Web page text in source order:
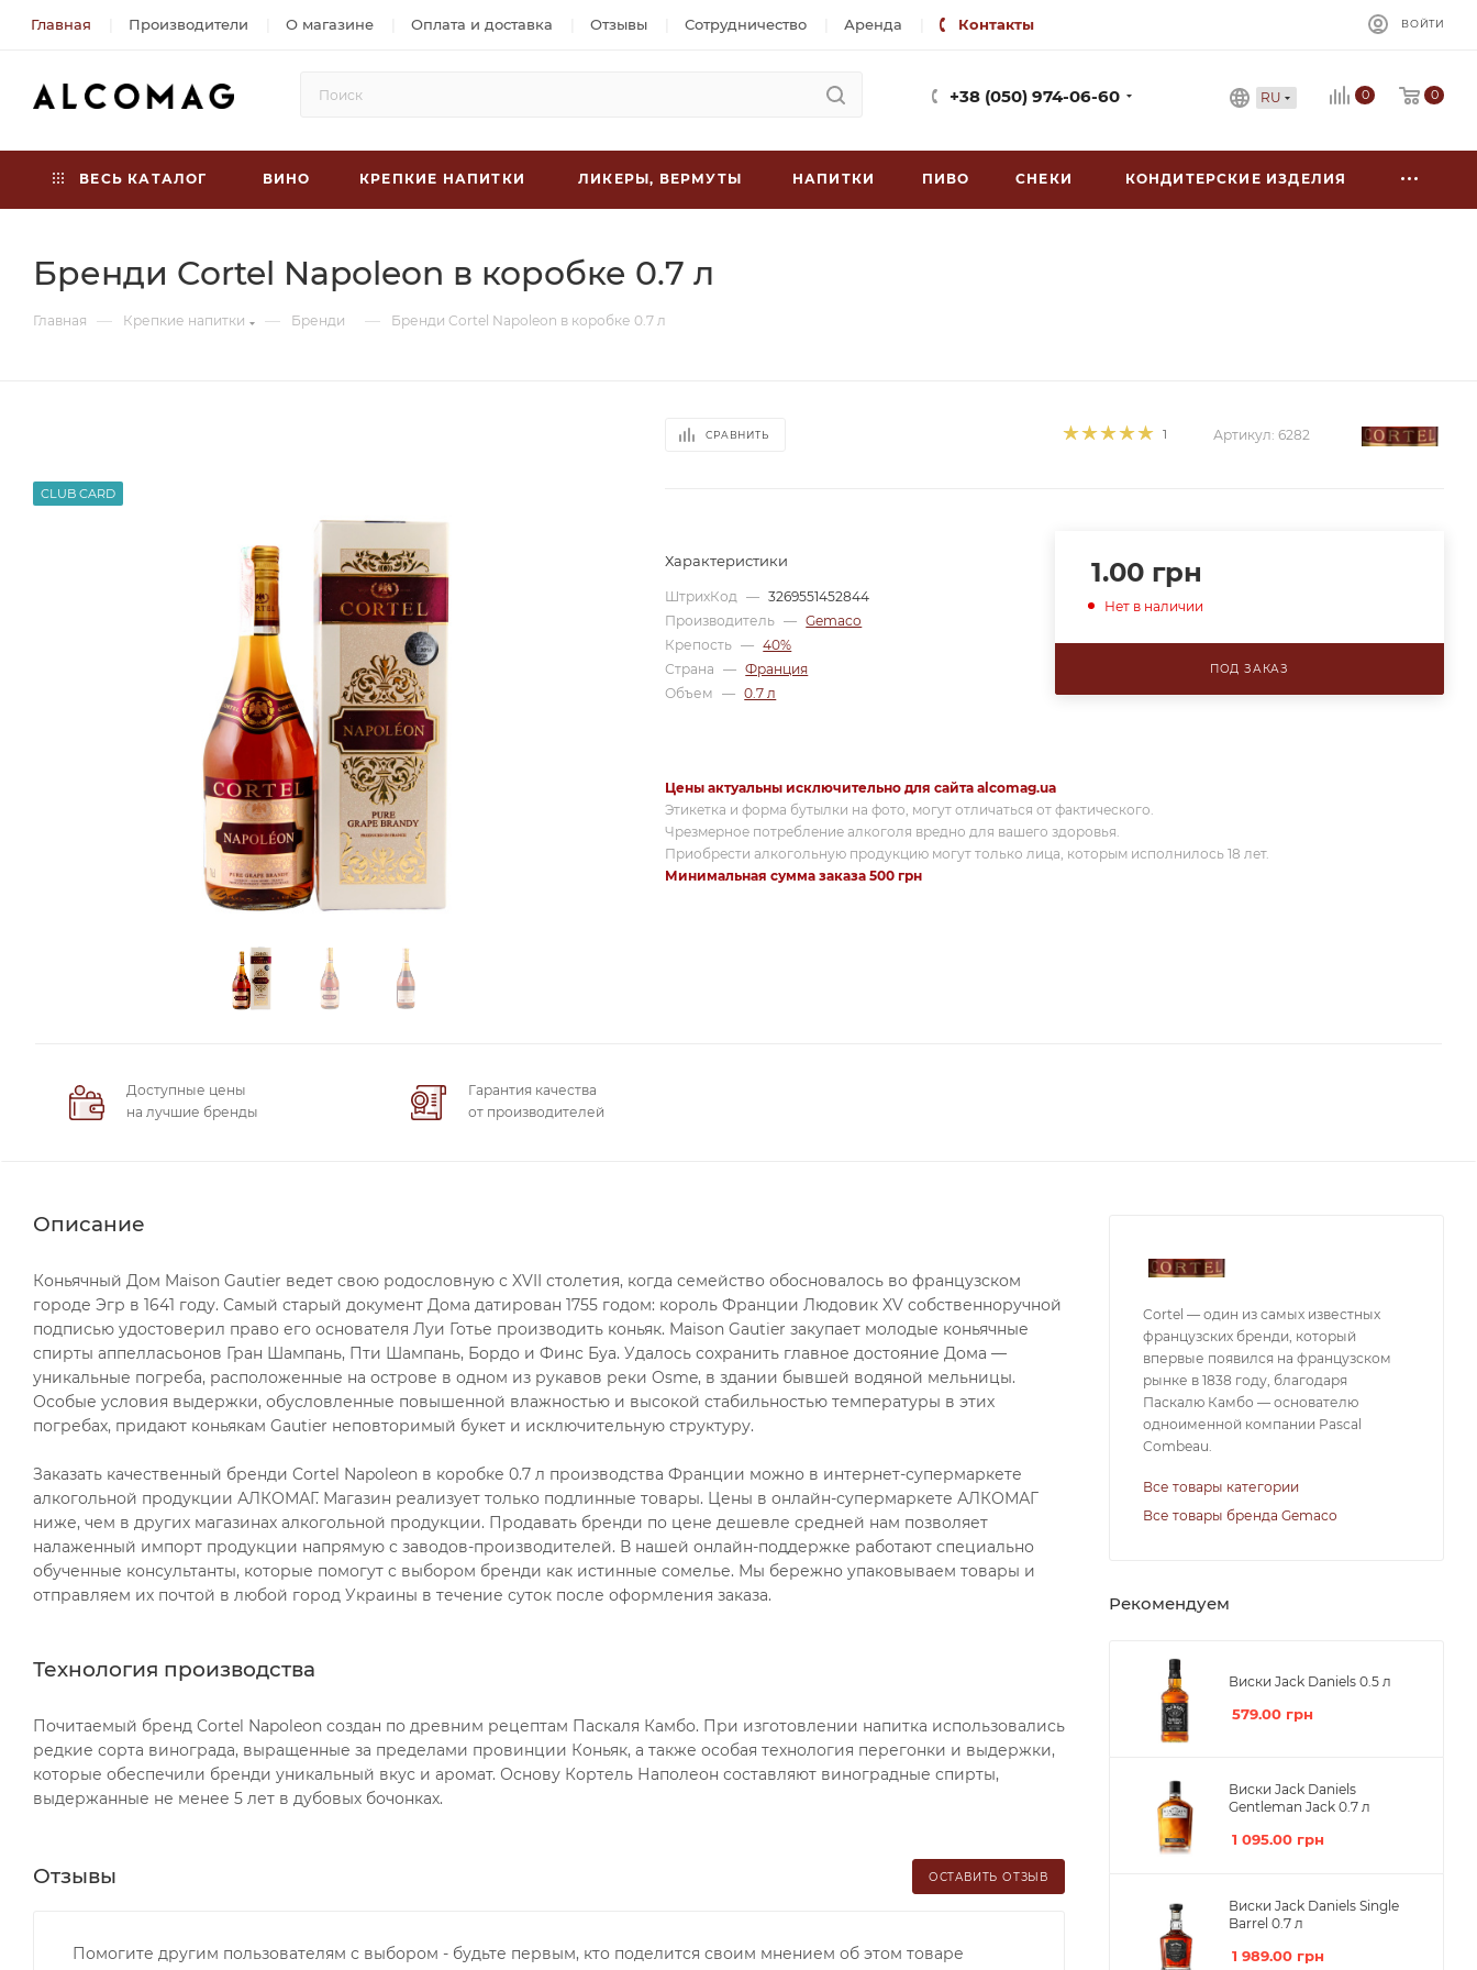
Главная Производители О магазине Оплата и доставка Отзывы Сотрудничество Аренда Контакты ВОЙТИ
+38 (050) 974-06-60 RU 0 0
ВЕСЬ КАТАЛОГ ВИНО КРЕПКИЕ НАПИТКИ ЛИКЕРЫ, ВЕРМУТЫ НАПИТКИ ПИВО СНЕКИ КОНДИТЕРСКИЕ ИЗДЕЛИЯ
Бренди Cortel Napoleon в коробке 0.7 л
Главная — Крепкие напитки — Бренди — Бренди Cortel Napoleon в коробке 0.7 л
CLUB CARD
СРАВНИТЬ 1 Артикул: 6282
Характеристики
ШтрихКод — 3269551452844
Производитель — Gemaco
Крепость — 40%
Страна
— Франция
Объем
— 0.7 л
1.00грн
Нет в наличии
ПОД ЗАКАЗ
Цены актуальны исключительно для сайта alcomag.ua
Этикетка и форма бутылки на фото, могут отличаться от фактического.
Чрезмерное потребление алкоголя вредно для вашего здоровья.
Приобрести алкогольную продукцию могут только лица, которым исполнилось 18 лет.
Минимальная сумма заказа 500 грн
Доступные цены
на лучшие бренды
Гарантия качества
от производителей
Описание
Коньячный Дом Maison Gautier ведет свою родословную с XVII столетия, когда семейство обосновалось во французском
городе Эгр в 1641 году. Самый старый документ Дома датирован 1755 годом: король Франции Людовик XV собственноручной
подписью удостоверил право его основателя Луи Готье производить коньяк. Maison Gautier закупает молодые коньячные
спирты аппелласьонов Гран Шампань, Пти Шампань, Бордо и Финс Буа. Удалось сохранить главное достояние Дома —
уникальные погреба, расположенные на острове в одном из рукавов реки Osme, в здании бывшей водяной мельницы.
Особые условия выдержки, обусловленные повышенной влажностью и высокой стабильностью температуры в этих
погребах, придают коньякам Gautier неповторимый букет и исключительную структуру.
Заказать качественный бренди Cortel Napoleon в коробке 0.7 л производства Франции можно в интернет-супермаркете
алкогольной продукции АЛКОМАГ. Магазин реализует только подлинные товары. Цены в онлайн-супермаркете АЛКОМАГ
ниже, чем в других магазинах алкогольной продукции. Продавать бренди по цене дешевле средней нам позволяет
налаженный импорт продукции напрямую с заводов-производителей. В нашей онлайн-поддержке работают специально
обученные консультанты, которые помогут с выбором бренди как истинные сомелье. Мы бережно упаковываем товары и
отправляем их почтой в любой город Украины в течение суток после оформления заказа.
Технология производства
Почитаемый бренд Cortel Napoleon создан по древним рецептам Паскаля Камбо. При изготовлении напитка использовались
редкие сорта винограда, выращенные за пределами провинции Коньяк, а также особая технология перегонки и выдержки,
которые обеспечили бренди уникальный вкус и аромат. Основу Кортель Наполеон составляют виноградные спирты,
выдержанные не менее 5 лет в дубовых бочонках.
Отзывы ОСТАВИТЬ ОТЗЫВ
Помогите другим пользователям с выбором - будьте первым, кто поделится своим мнением об этом товаре
Cortel — один из самых известных
французских бренди, который
впервые появился на французском
рынке в 1838 году, благодаря
Паскалю Камбо — основателю
одноименной компании Pascal
Combeau.
Все товары категории
Все товары бренда Gemaco
Рекомендуем
Виски Jack Daniels 0.5 л
579.00 грн
Виски Jack Daniels
Gentleman Jack 0.7 л
1 095.00 грн
Виски Jack Daniels Single
Barrel 0.7 л
1 989.00 грн